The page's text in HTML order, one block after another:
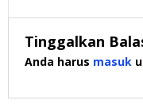
Tinggalkan
Anda harus masuk